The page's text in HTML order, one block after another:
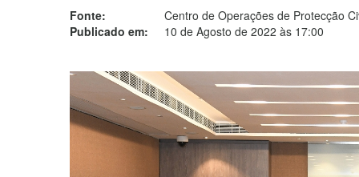
Fonte:
Centro de Operações de Protecção
Publicado em:
10 de Agosto de 2022 às 17:00